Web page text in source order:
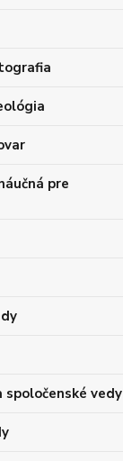
pre
spoločenské vedy